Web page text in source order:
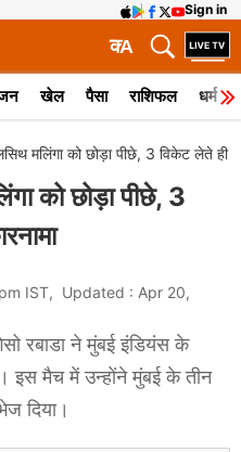
Sign in
A
क
खेल पैसा राशिफल धर्म
मलिंगा को छोड़ा पीछे, 3 विकेट लेते ही
को छोड़ा पीछे, 3
IST, Updated : Apr 20,
रबाडा ने मुंबई इंडियंस के
इस मैच में उन्होंने मुंबई के तीन
दिया।